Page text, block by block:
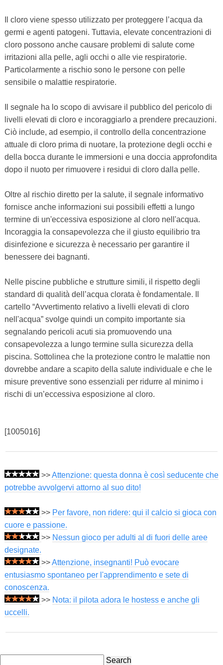
Il cloro viene spesso utilizzato per proteggere l’acqua da
germi e agenti patogeni. Tuttavia, elevate concentrazioni di
cloro possono anche causare problemi di salute come
irritazioni alla pelle, agli occhi o alle vie respiratorie.
Particolarmente a rischio sono le persone con pelle
sensibile o malattie respiratorie.
Il segnale ha lo scopo di avvisare il pubblico del pericolo di
livelli elevati di cloro e incoraggiarlo a prendere precauzioni.
Ciò include, ad esempio, il controllo della concentrazione
attuale di cloro prima di nuotare, la protezione degli occhi e
della bocca durante le immersioni e una doccia approfondita
dopo il nuoto per rimuovere i residui di cloro dalla pelle.
Oltre al rischio diretto per la salute, il segnale informativo
fornisce anche informazioni sui possibili effetti a lungo
termine di un'eccessiva esposizione al cloro nell'acqua.
Incoraggia la consapevolezza che il giusto equilibrio tra
disinfezione e sicurezza è necessario per garantire il
benessere dei bagnanti.
Nelle piscine pubbliche e strutture simili, il rispetto degli
standard di qualità dell’acqua clorata è fondamentale. Il
cartello “Avvertimento relativo a livelli elevati di cloro
nell'acqua” svolge quindi un compito importante sia
segnalando pericoli acuti sia promuovendo una
consapevolezza a lungo termine sulla sicurezza della
piscina. Sottolinea che la protezione contro le malattie non
dovrebbe andare a scapito della salute individuale e che le
misure preventive sono essenziali per ridurre al minimo i
rischi di un’eccessiva esposizione al cloro.
[1005016]
>>Attenzione: questa donna è così seducente che
potrebbe avvolgervi attorno al suo dito!
>> Per favore, non ridere: qui il calcio si gioca con
cuore e passione.
>> Nessun gioco per adulti al di fuori delle aree
designate.
>>Attenzione, insegnanti! Può evocare
entusiasmo spontaneo per l'apprendimento e sete di
conoscenza.
>> Nota: il pilota adora le hostess e anche gli
uccelli.
Search